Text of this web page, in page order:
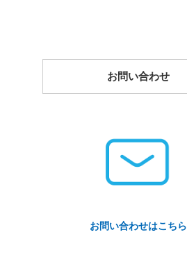
お問い合わせ
お問い合わせはこちら